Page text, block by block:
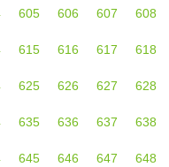
605 606 607 608
615 616 617 618
625 626 627 628
635 636 637 638
645 646 647 648